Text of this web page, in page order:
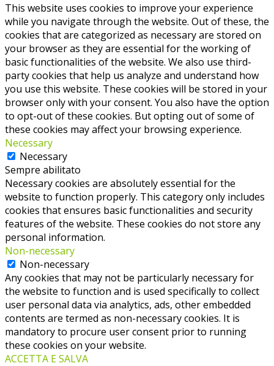
This website uses cookies to improve your experience
while you navigate through the website. Out of these, the
cookies that are categorized as necessary are stored on
your browser as they are essential for the working of
basic functionalities of the website. We also use third-
party cookies that help us analyze and understand how
you use this website. These cookies will be stored in your
browser only with your consent. You also have the option
to opt-out of these cookies. But opting out of some of
these cookies may affect your browsing experience.
Necessary
Necessary
Sempre abilitato
Necessary cookies are absolutely essential for the
website to function properly. This category only includes
cookies that ensures basic functionalities and security
features of the website. These cookies do not store any
personal information.
Non-necessary
Non-necessary
Any cookies that may not be particularly necessary for
the website to function and is used specifically to collect
user personal data via analytics, ads, other embedded
contents are termed as non-necessary cookies. It is
mandatory to procure user consent prior to running
these cookies on your website.
ACCETTA E SALVA